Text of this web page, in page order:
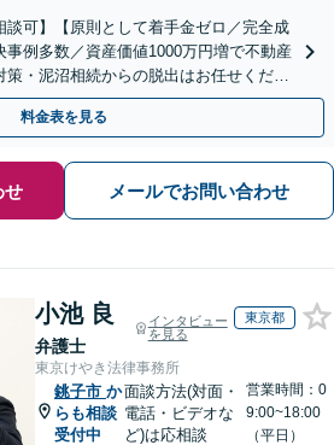
談可】【原則として着手金ゼロ／完全成
例多数／資産価値1000万円増で不動産
・泥沼相続からの脱出はお任せくださ
応します
料金表を見る
せ メールでお問い合わせ
小池 良
弁護士
インタビュー
を見る
東京都
東京けやき法律事務所
銚子市 か
らも相談
受付中
面談方法(対面・
電話・ビデオな
ど)は応相談
営業時間：0
9:00~18:00
（平日）